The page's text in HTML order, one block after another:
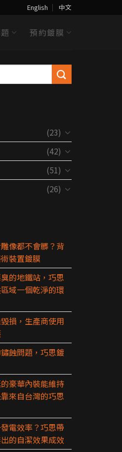
English 中文
預約鍍膜
(23)
(42)
(51)
(26)
像都不會髒？背
裝置鍍膜
的地鐵站，巧思
域一個乾淨的環
損，生產商使用
蝕問題，巧思鍍
豪華內裝能維持
來自台灣的巧思
電效率？巧思帶
的自潔效果成效